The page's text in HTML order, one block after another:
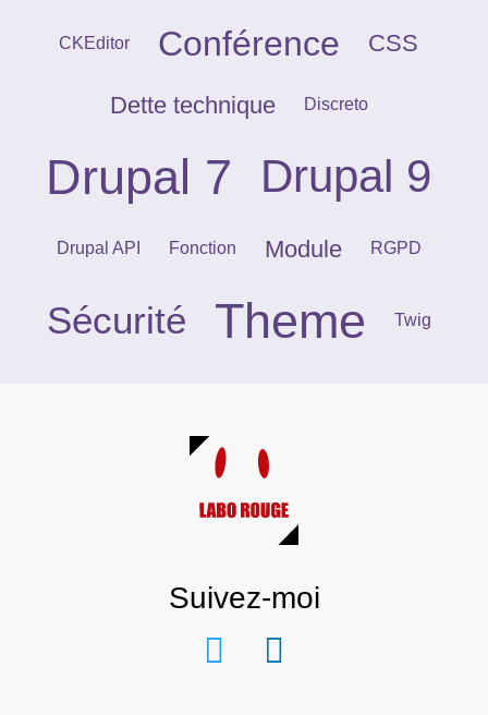
CKEditor Conférence CSS
Dette technique Discreto
Drupal 7 Drupal 9
Drupal API Fonction Module RGPD
Sécurité Theme Twig
Suivez-moi